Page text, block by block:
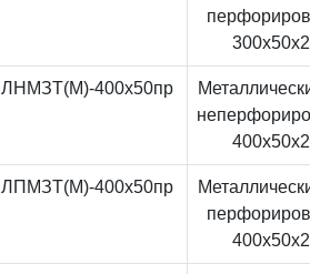
ЛНМЗТ(М)-400x50пр
ЛПМЗТ(М)-400x50пр